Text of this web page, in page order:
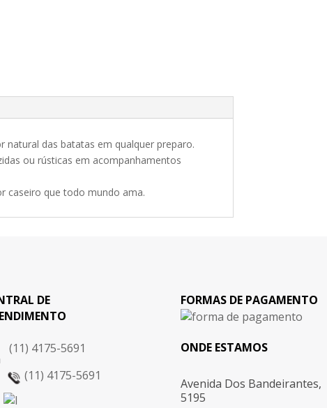
natural das batatas em qualquer preparo.
ou rústicas em acompanhamentos
caseiro que todo mundo ama.
DE
(11) 4175-5691
(11) 4175-5691
FORMAS DE PAGAMENTO
ONDE ESTAMOS
Avenida Dos Bandeirantes,
5195